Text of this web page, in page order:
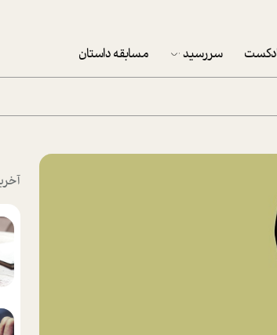
سررسید مسابقه داستان